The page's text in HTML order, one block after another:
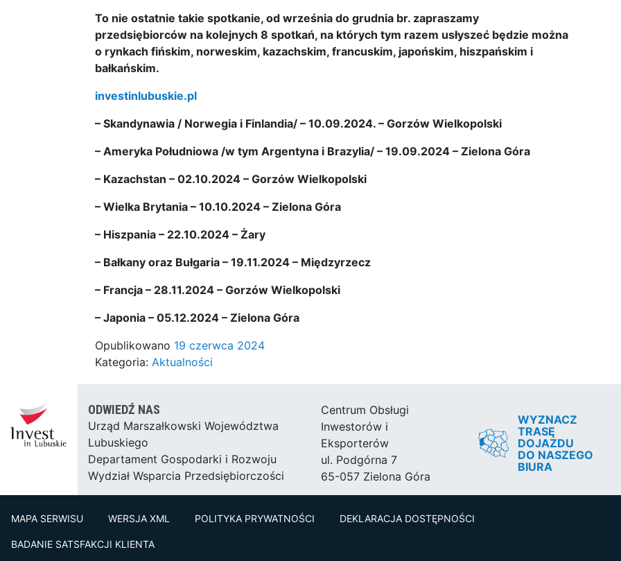
To nie ostatnie takie spotkanie, od września do grudnia br. zapraszamy
przedsiębiorców na kolejnych 8 spotkań, na których tym razem usłyszeć będzie można
o rynkach fińskim, norweskim, kazachskim, francuskim, japońskim, hiszpańskim i
bałkańskim.
investinlubuskie.pl
– Skandynawia / Norwegia i Finlandia/ – 10.09.2024. – Gorzów Wielkopolski
– Ameryka Południowa /w tym Argentyna i Brazylia/ – 19.09.2024 – Zielona Góra
– Kazachstan – 02.10.2024 – Gorzów Wielkopolski
– Wielka Brytania – 10.10.2024 – Zielona Góra
– Hiszpania – 22.10.2024 – Żary
– Bałkany oraz Bułgaria – 19.11.2024 – Międzyrzecz
– Francja – 28.11.2024 – Gorzów Wielkopolski
– Japonia – 05.12.2024 – Zielona Góra
Opublikowano 19 czerwca 2024
Kategoria: Aktualności
ODWIEDŹ NAS
Urząd Marszałkowski Województwa
Lubuskiego
Departament Gospodarki i Rozwoju
Wydział Wsparcia Przedsiębiorczości
Centrum Obsługi
Inwestorów i
Eksporterów
ul. Podgórna 7
65-057 Zielona Góra
WYZNACZ
TRASĘ
DOJAZDU
DO NASZEGO
BIURA
MAPA SERWISU WERSJA XML POLITYKA PRYWATNOŚCI DEKLARACJA DOSTĘPNOŚCI
BADANIE SATSFAKCJI KLIENTA